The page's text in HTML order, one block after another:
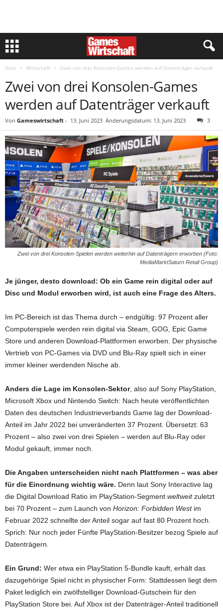
Start Wirtschaft Zwei von drei Konsolen-Games werden auf Datenträger verkauft
Zwei von drei Konsolen-Games
werden auf Datenträger verkauft
Von Gameswirtschaft - 13. Juni 2023 Änderungsdatum: 13. Juni 2023 3
Zwei von drei Konsolen-Spielen werden weiterhin auf Datenträgern erworben (Foto:
MediaMarktSaturn Retail Group)
Je jünger, desto download: Ob ein Game rein digital oder auf
Disc und Modul erworben wird, ist auch eine Frage des Alters.
Im PC-Bereich ist das Thema durch – endgültig: 97 Prozent aller
Computerspiele werden rein digital via Steam, GOG, Epic Game
Store und anderen Download-Plattformen erworben. Der physische
Vertrieb von PC-Games via DVD und Blu-Ray spielt sich in einer
immer kleiner werdenden Nische ab.
Anders die Lage im Konsolen-Sektor, also auf Sony PlayStation,
Microsoft Xbox und Nintendo Switch: Nach heute veröffentlichten
Daten des deutschen Industrieverbands Game lag der Download-
Anteil im Jahr 2022 bei unveränderten 37 Prozent. Übersetzt: 63
Prozent – also zwei von drei Spielen – werden auf Blu-Ray oder
Modul gekauft, immer noch.
Die Angaben unterscheiden nicht nach Plattformen – was aber
für die Einordnung wichtig wäre. Denn laut Sony Interactive lag
die Digital Download Ratio im PlayStation-Segment weltweitzuletzt
bei 70 Prozent – zum Launch von Horizon: Forbidden Westim
Februar 2022 schnellte der Anteil sogar auf fast 80 Prozent hoch.
Sprich: Nur noch jeder Fünfte PlayStation-Besitzer bezog Spiele auf
Datenträgern.
Ein Grund: Wer etwa ein PlayStation 5-Bundle kauft, erhält das
dazugehörige Spiel nicht in physischer Form: Stattdessen liegt dem
Paket lediglich ein zwölfstelliger Download-Gutschein für den
PlayStation Store bei. Auf Xbox ist der Datenträger-Anteil traditionell